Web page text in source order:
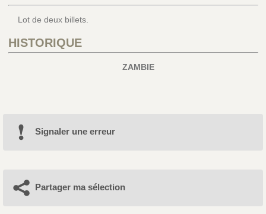
Lot de deux billets.
HISTORIQUE
ZAMBIE
Signaler une erreur
Partager ma sélection